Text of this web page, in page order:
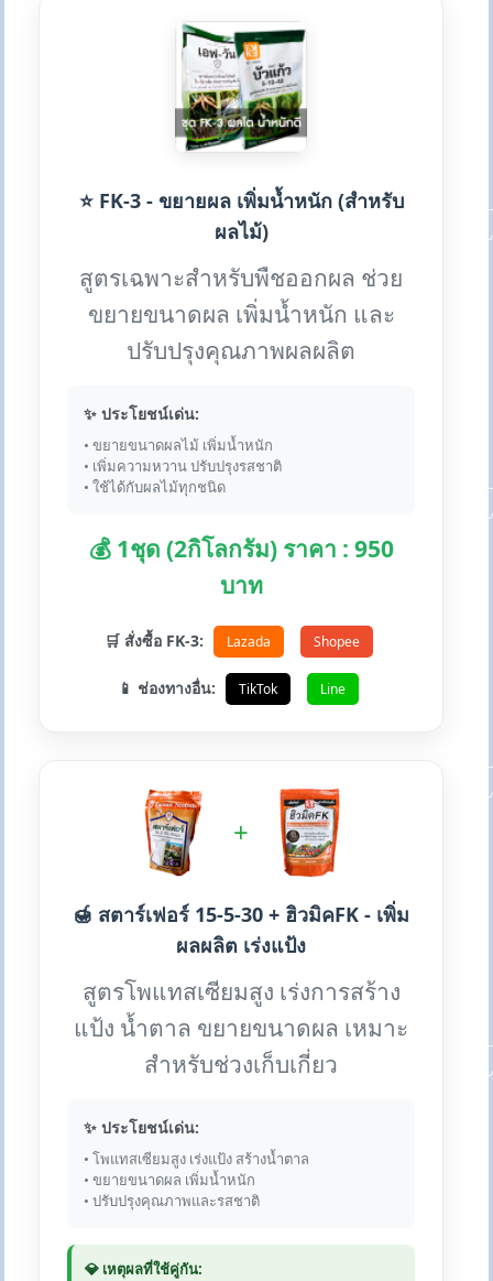
⭐ FK-3 - ขยายผล เพิ่มน้ำหนัก (สำหรับ
ผลไม้)
สูตรเฉพาะสำหรับพืชออกผล ช่วย
ขยายขนาดผล เพิ่มน้ำหนัก และ
ปรับปรุงคุณภาพผลผลิต
✨ ประโยชน์เด่น:
• ขยายขนาดผลไม้ เพิ่มน้ำหนัก
• เพิ่มความหวาน ปรับปรุงรสชาติ
• ใช้ได้กับผลไม้ทุกชนิด
💰 1ชุด (2กิโลกรัม) ราคา : 950
บาท
🛒 สั่งซื้อ FK-3: Lazada Shopee
📱 ช่องทางอื่น: TikTok Line
+
🍯 สตาร์เฟอร์ 15-5-30 + ฮิวมิคFK - เพิ่ม
ผลผลิต เร่งแป้ง
สูตรโพแทสเซียมสูง เร่งการสร้าง
แป้ง น้ำตาล ขยายขนาดผล เหมาะ
สำหรับช่วงเก็บเกี่ยว
✨ ประโยชน์เด่น:
• โพแทสเซียมสูง เร่งแป้ง สร้างน้ำตาล
• ขยายขนาดผล เพิ่มน้ำหนัก
• ปรับปรุงคุณภาพและรสชาติ
💎 เหตุผลที่ใช้คู่กัน: